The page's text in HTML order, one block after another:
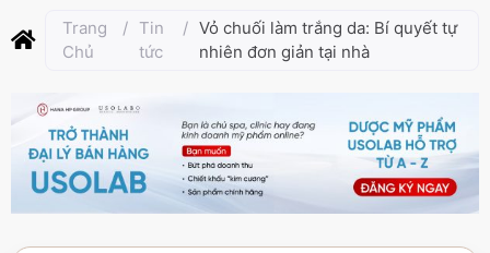
Trang
Chủ
/ Tin
tức
/ Vỏ chuối làm trắng da: Bí quyết tự
nhiên đơn giản tại nhà